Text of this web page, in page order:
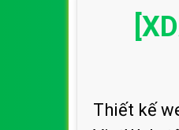
Thiết kế